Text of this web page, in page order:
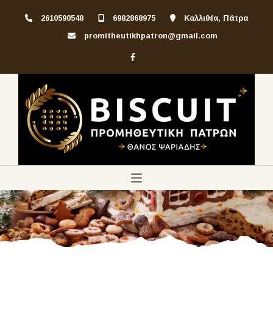
2610590548 6982868975
Καλλιθέα, Πάτρα
promitheutikhpatron@gmail.com